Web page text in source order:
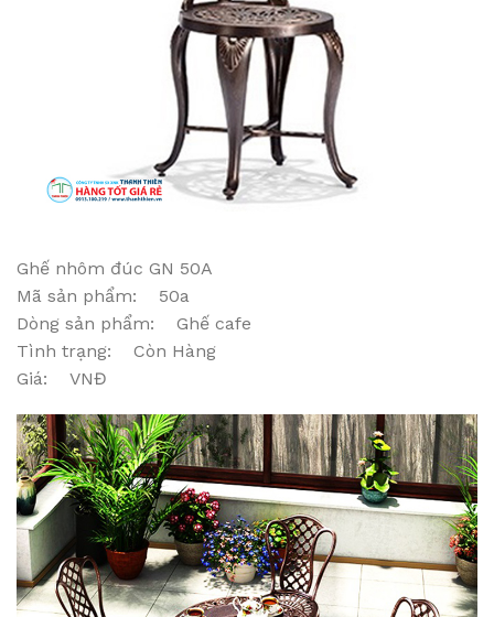
Ghế nhôm đúc GN 50A
Mã sản phẩm: 50a
Dòng sản phẩm: Ghế cafe
Tình trạng: Còn Hàng
Giá: VNĐ